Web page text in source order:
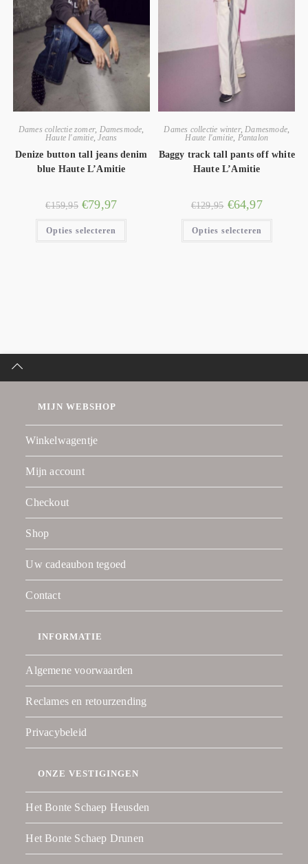
Dames collectie zomer, Damesmode
Haute l'amitie,Jeans
Denize button tall jeans denim
blue Haute L’Amitie
€159,95 €79,97
Opties selecteren
Dames collectie winter, Damesmode
Haute l'amitie Pantalon
Baggy track tall pants off white
Haute L’Amitie
€129,95 €64,97
Opties selecteren
MIJN WEBSHOP
Winkelwagentje
Mijn account
Checkout
Shop
Uw cadeaubon tegoed
Contact
INFORMATIE
Algemene voorwaarden
Reclames en retourzending
Privacybeleid
ONZE VESTIGINGEN
Het Bonte Schaep Heusden
Het Bonte Schaep Drunen